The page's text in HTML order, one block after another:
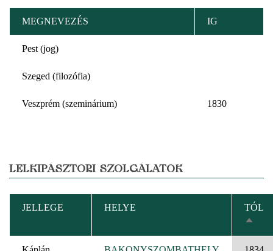
MEGNEVEZÉS IG
Pest (jog)
Szeged (filozófia)
Veszprém (szeminárium) 1830
LELKIPÁSZTORI SZOLGÁLATOK
JELLEGE HELYE
TÓL